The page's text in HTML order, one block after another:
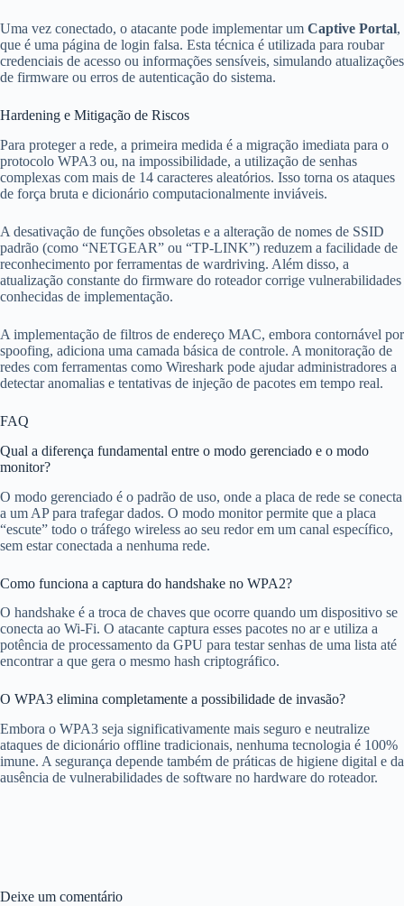
Uma vez conectado, o atacante pode implementar um Captive Portal,
que é uma página de login falsa. Esta técnica é utilizada para roubar
credenciais de acesso ou informações sensíveis, simulando atualizações
de firmware ou erros de autenticação do sistema.
Hardening e Mitigação de Riscos
Para proteger a rede, a primeira medida é a migração imediata para o
protocolo WPA3 ou, na impossibilidade, a utilização de senhas
complexas com mais de 14 caracteres aleatórios. Isso torna os ataques
de força bruta e dicionário computacionalmente inviáveis.
A desativação de funções obsoletas e a alteração de nomes de SSID
padrão (como “NETGEAR” ou “TP-LINK”) reduzem a facilidade de
reconhecimento por ferramentas de wardriving. Além disso, a
atualização constante do firmware do roteador corrige vulnerabilidades
conhecidas de implementação.
A implementação de filtros de endereço MAC, embora contornável por
spoofing, adiciona uma camada básica de controle. A monitoração de
redes com ferramentas como Wireshark pode ajudar administradores a
detectar anomalias e tentativas de injeção de pacotes em tempo real.
FAQ
Qual a diferença fundamental entre o modo gerenciado e o modo
monitor?
O modo gerenciado é o padrão de uso, onde a placa de rede se conecta
a um AP para trafegar dados. O modo monitor permite que a placa
“escute” todo o tráfego wireless ao seu redor em um canal específico,
sem estar conectada a nenhuma rede.
Como funciona a captura do handshake no WPA2?
O handshake é a troca de chaves que ocorre quando um dispositivo se
conecta ao Wi-Fi. O atacante captura esses pacotes no ar e utiliza a
potência de processamento da GPU para testar senhas de uma lista até
encontrar a que gera o mesmo hash criptográfico.
O WPA3 elimina completamente a possibilidade de invasão?
Embora o WPA3 seja significativamente mais seguro e neutralize
ataques de dicionário offline tradicionais, nenhuma tecnologia é 100%
imune. A segurança depende também de práticas de higiene digital e da
ausência de vulnerabilidades de software no hardware do roteador.
Deixe um comentário